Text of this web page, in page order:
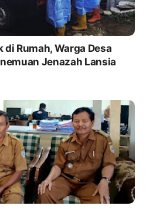
Rumah, Warga Desa
Jenazah Lansia